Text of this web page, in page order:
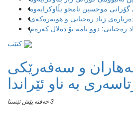
و سەفەرێکی
بە ناو ئێراندا
3 حەفتە پێش ئێستا